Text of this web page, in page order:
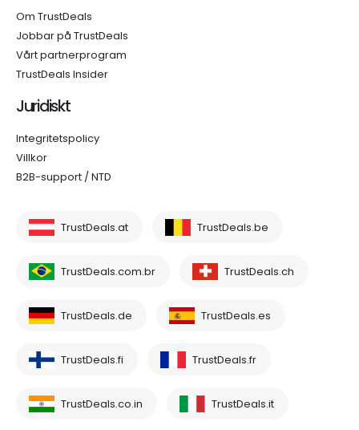
Om TrustDeals
Jobbar på TrustDeals
Vårt partnerprogram
TrustDeals Insider
Juridiskt
Integritetspolicy
Villkor
B2B-support / NTD
TrustDeals.at TrustDeals.be
TrustDeals.com.br TrustDeals.ch
TrustDeals.de TrustDeals.es
TrustDeals.fi TrustDeals.fr
TrustDeals.co.in TrustDeals.it